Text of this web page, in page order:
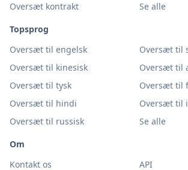
Oversæt kontrakt
Se alle
Topsprog
Oversæt til engelsk
Oversæt til
Oversæt til kinesisk
Oversæt til
Oversæt til tysk
Oversæt til
Oversæt til hindi
Oversæt til
Oversæt til russisk
Se alle
Om
Kontakt os
API